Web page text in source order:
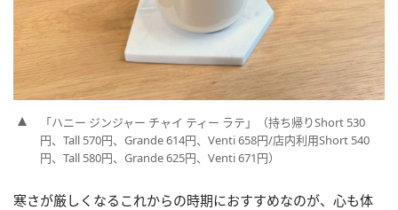
「ハニー ジンジャー チャイ ティー ラテ」（持ち帰りShort 530
円、Tall 570円、Grande 614円、Venti 658円/店内利用Short 540
円、Tall 580円、Grande 625円、Venti 671円）
寒さが厳しくなるこれからの時期におすすめなのが、心も体